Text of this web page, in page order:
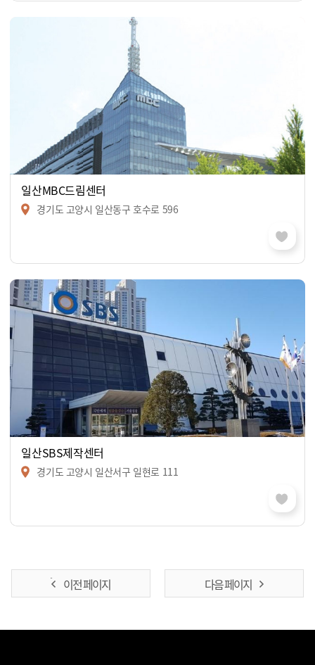
일산MBC드림센터
경기도 고양시 일산동구 호수로 596
일산SBS제작센터
경기도 고양시 일산서구 일현로 111
이전 페이지 다음 페이지